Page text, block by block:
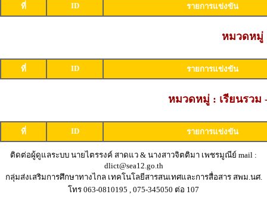
ที่ ID รายการแข่งขัน
หมวดหมู่
ที่ ID รายการแข่งขัน
หมวดหมู่ : เรียนรวม
ที่ ID รายการแข่งขัน
ติดต่อผู้ดูแลระบบ นายไตรรงค์ สาดแว & นางสาวจิตติมา เพชรมูณีย์ mail :
dlict@sea12.go.th
กลุ่มส่งเสริมการศึกษาทางไกล เทคโนโลยีสารสนเทศและการสื่อสาร สพม.นศ.
โทร 063-0810195 , 075-345050 ต่อ 107